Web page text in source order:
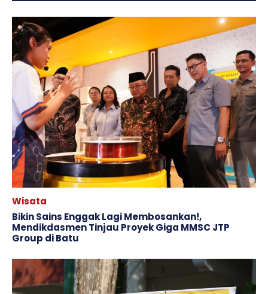
Wisata
Bikin Sains Enggak Lagi Membosankan!,
Mendikdasmen Tinjau Proyek Giga MMSC JTP
Group di Batu